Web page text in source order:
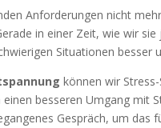
Anforderungen nicht
in einer Zeit, wie wir
Situationen besser
können wir
besseren Umgang mit
Gespräch, um das